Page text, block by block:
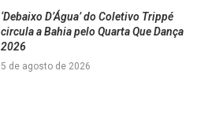
‘Debaixo D’Água’ do Coletivo Trippé
circula a Bahia pelo Quarta Que Dança
2026
5 de agosto de 2026